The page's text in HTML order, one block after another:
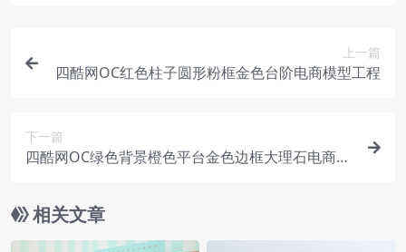
上一篇
四酷网OC红色柱子圆形粉框金色台阶电商模型工程
下一篇
四酷网OC绿色背景橙色平台金色边框大理石电商模
相关文章